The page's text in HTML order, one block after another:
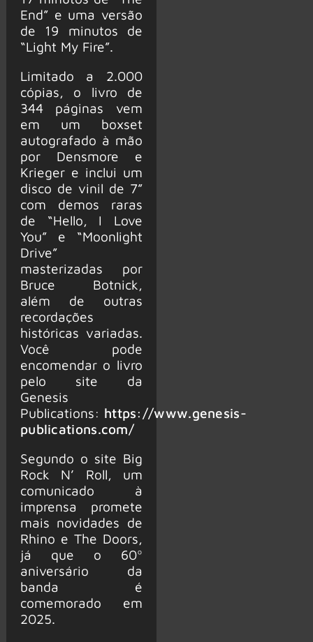
End” e uma versão
de 19 minutos de
“Light My Fire”.
Limitado a 2.000
cópias, o livro de
344 páginas vem
em um boxset
autografado à mão
por Densmore e
Krieger e inclui um
disco de vinil de 7”
com demos raras
de “Hello, I Love
You” e “Moonlight
Drive”
masterizadas por
Bruce Botnick,
além de outras
recordações
históricas variadas.
Você pode
encomendar o livro
pelo site da
Genesis
Publications: https://www.genesis-
publications.com/
Segundo o site Big
Rock N’ Roll, um
comunicado à
imprensa promete
mais novidades de
Rhino e The Doors,
já que o 60º
aniversário da
banda é
comemorado em
2025.